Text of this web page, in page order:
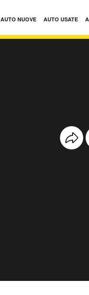
AUTO NUOVE AUTO USATE